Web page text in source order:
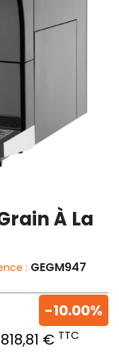
À La
: GEGM947
€ TTC
-10.00%